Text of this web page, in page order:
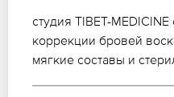
студия TIBET-
коррекции бровей
мягкие составы и